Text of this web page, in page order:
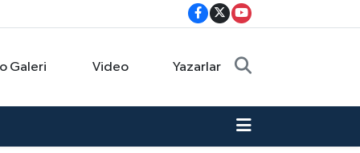
Galeri Video Yazarlar